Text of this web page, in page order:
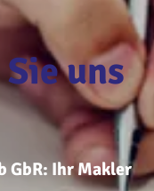
uns
GbR: Ihr Makler